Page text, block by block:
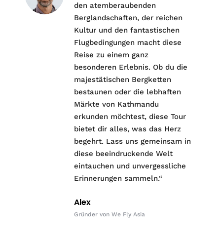
den atemberaubenden
Berglandschaften, der reichen
Kultur und den fantastischen
Flugbedingungen macht diese
Reise zu einem ganz
besonderen Erlebnis. Ob du die
majestätischen Bergketten
bestaunen oder die lebhaften
Märkte von Kathmandu
erkunden möchtest, diese Tour
bietet dir alles, was das Herz
begehrt. Lass uns gemeinsam in
diese beeindruckende Welt
eintauchen und unvergessliche
Erinnerungen sammeln.“
Alex
Gründer von We Fly Asia